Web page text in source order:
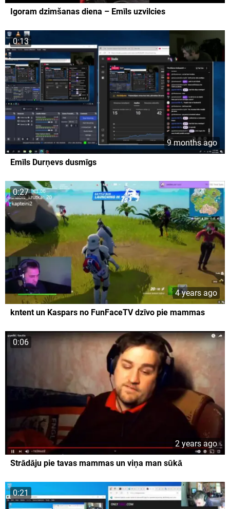
Igoram dzimšanas diena – Emīls uzvilcies
0:13
9 months ago
Emīls Durņevs dusmīgs
0:27
4 years ago
kntent un Kaspars no FunFaceTV dzīvo pie mammas
0:06
2 years ago
Strādāju pie tavas mammas un viņa man sūkā
0:21